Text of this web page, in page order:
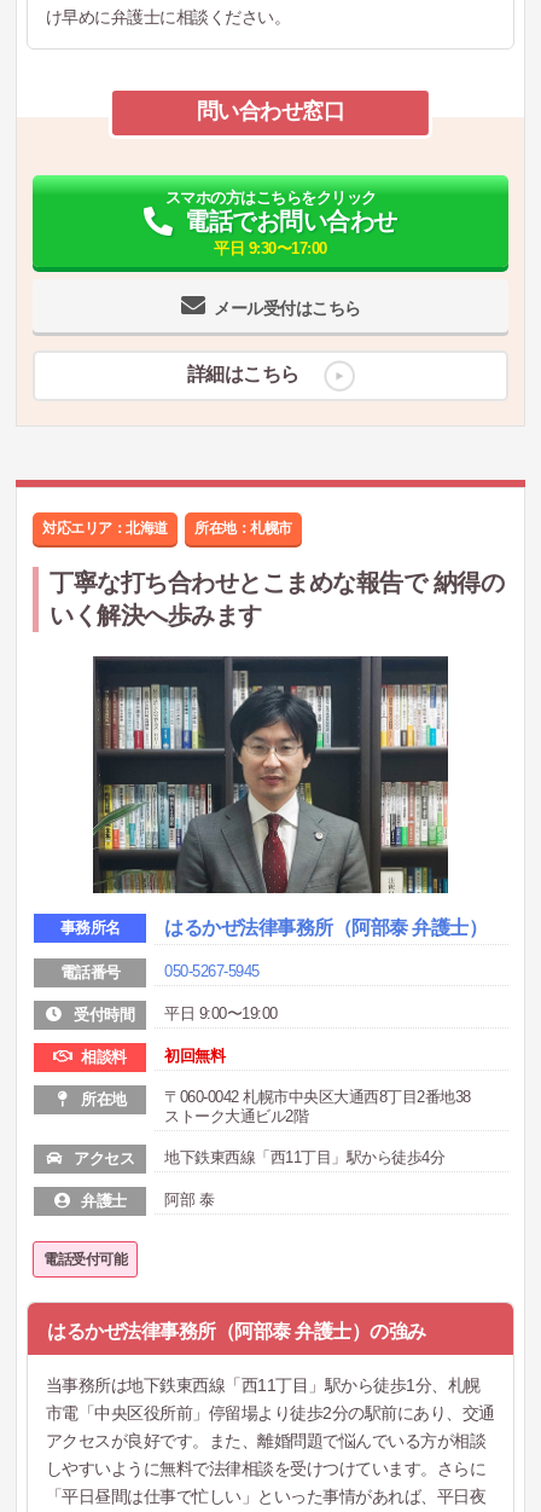
け早めに弁護士に相談ください。
問い合わせ窓口
メール受付はこちら
スマホの方はこちらをクリック
電話でお問い合わせ
平日 9:30〜17:00
詳細はこちら
対応エリア：北海道 所在地： 札幌市
丁寧な打ち合わせとこまめな報告で 納得の
いく解決へ歩みます
事務所名 はるかぜ法律事務所（阿部泰 弁護士）
電話番号 050-5267-5945
受付時間 平日 9:00〜19:00
相談料 初回無料
所在地
〒060-0042 札幌市中央区大通西8丁目2番地38
ストーク大通ビル2階
アクセス 地下鉄東西線「西11丁目」駅から徒歩4分
弁護士 阿部 泰
電話受付可能
はるかぜ法律事務所（阿部泰 弁護士）の強み
当事務所は地下鉄東西線「西11丁目」駅から徒歩1分、札幌
市電「中央区役所前」停留場より徒歩2分の駅前にあり、交通
アクセスが良好です。また、離婚問題で悩んでいる方が相談
しやすいように無料で法律相談を受けつけています。さらに
「平日昼間は仕事で忙しい」といった事情があれば、平日夜